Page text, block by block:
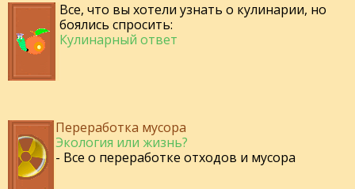
Все, что вы хотели узнать о кулинарии, но
боялись спросить:
Кулинарный ответ
Переработка мусора
Экология или жизнь?
- Все о переработке отходов и мусора